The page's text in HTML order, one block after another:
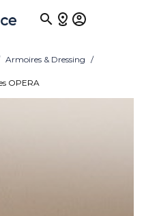

Armoires & Dressing
OPERA